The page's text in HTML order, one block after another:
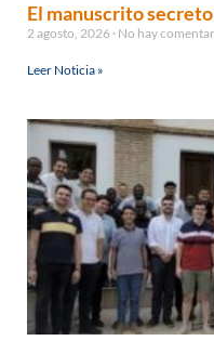
El manuscrito
2 agosto, 2026 No hay
Leer Noticia »